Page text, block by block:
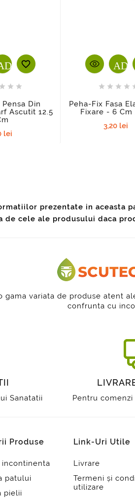

  
Din
Ascutit 12.5
lei
   
Peha-Fix Fasa
Fixare - 6 Cm
3,20 lei
prezentate in aceasta
cele ale produsului daca
gama variata de produse atent
confrunta cu
Sanatatii Pentru
Produse
incontinenta
patului
pielii
Link-Uri Utile
Livrare
Termeni și
utilizare